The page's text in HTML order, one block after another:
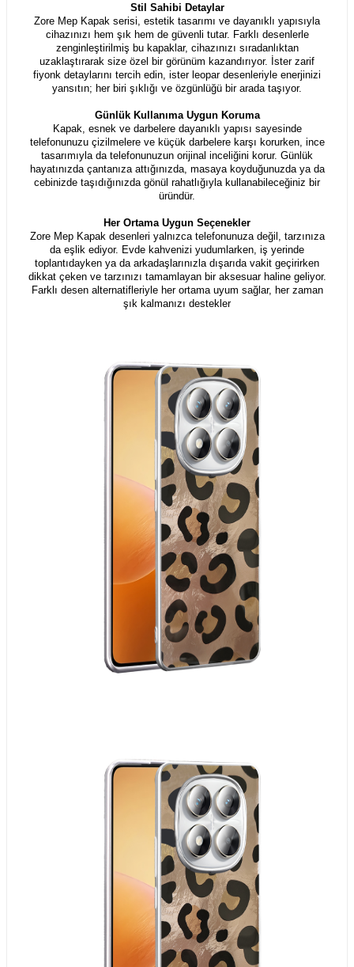
Stil Sahibi Detaylar
Zore Mep Kapak serisi, estetik tasarımı ve dayanıklı yapısıyla
cihazınızı hem şık hem de güvenli tutar. Farklı desenlerle
zenginleştirilmiş bu kapaklar, cihazınızı sıradanlıktan
uzaklaştırarak size özel bir görünüm kazandırıyor. İster zarif
fiyonk detaylarını tercih edin, ister leopar desenleriyle enerjinizi
yansıtın; her biri şıklığı ve özgünlüğü bir arada taşıyor.
Günlük Kullanıma Uygun Koruma
Kapak, esnek ve darbelere dayanıklı yapısı sayesinde
telefonunuzu çizilmelere ve küçük darbelere karşı korurken, ince
tasarımıyla da telefonunuzun orijinal inceliğini korur. Günlük
hayatınızda çantanıza attığınızda, masaya koyduğunuzda ya da
cebinizde taşıdığınızda gönül rahatlığıyla kullanabileceğiniz bir
üründür.
Her Ortama Uygun Seçenekler
Zore Mep Kapak desenleri yalnızca telefonunuza değil, tarzınıza
da eşlik ediyor. Evde kahvenizi yudumlarken, iş yerinde
toplantıdayken ya da arkadaşlarınızla dışarıda vakit geçirirken
dikkat çeken ve tarzınızı tamamlayan bir aksesuar haline geliyor.
Farklı desen alternatifleriyle her ortama uyum sağlar, her zaman
şık kalmanızı destekler